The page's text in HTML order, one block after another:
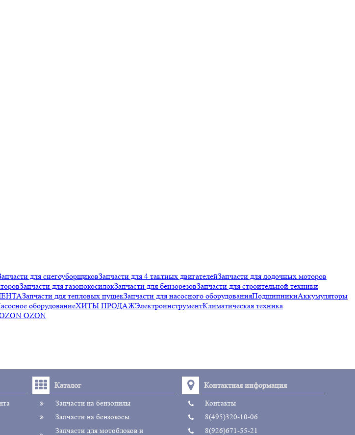
для снегоуборщиковЗапчасти для 4 тактных двигателейЗапчасти для лодочных моторов
Запчасти для газонокосилокЗапчасти для бензорезовЗапчасти для строительной техники
Запчасти для тепловых пушекЗапчасти для насосного оборудованияПодшипникиАккумуляторы
оборудованиеХИТЫ ПРОДАЖЭлектроинструментКлиматическая техника
OZON
Каталог
Запчасти на бензопилы
Запчасти на бензокосы
Запчасти для мотоблоков и
Контактная информация
Контакты
8(495)320-10-06
8(926)671-55-21